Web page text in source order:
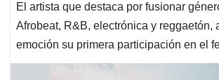
El artista que destaca por fusionar
Afrobeat, R&B, electrónica y reggaetón,
emoción su primera participación en el